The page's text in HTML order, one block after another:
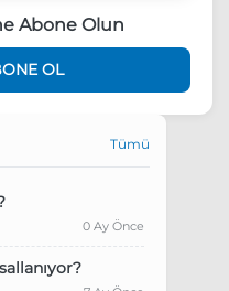
Abone Olun
OL
Tümü
0 Ay Önce